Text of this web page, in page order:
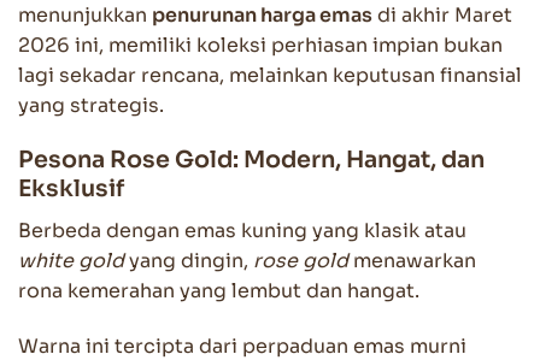
menunjukkan penurunan harga emasdi akhir Maret
2026 ini, memiliki koleksi perhiasan impian bukan
lagi sekadar rencana, melainkan keputusan finansial
yang strategis.
Pesona Rose Gold: Modern, Hangat, dan
Eksklusif
Berbeda dengan emas kuning yang klasik atau
white goldyang dingin, rose goldmenawarkan
rona kemerahan yang lembut dan hangat.
Warna ini tercipta dari perpaduan emas murni